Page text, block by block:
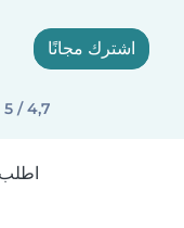
اشترك مجانًا
4,7 / 5
اطلب